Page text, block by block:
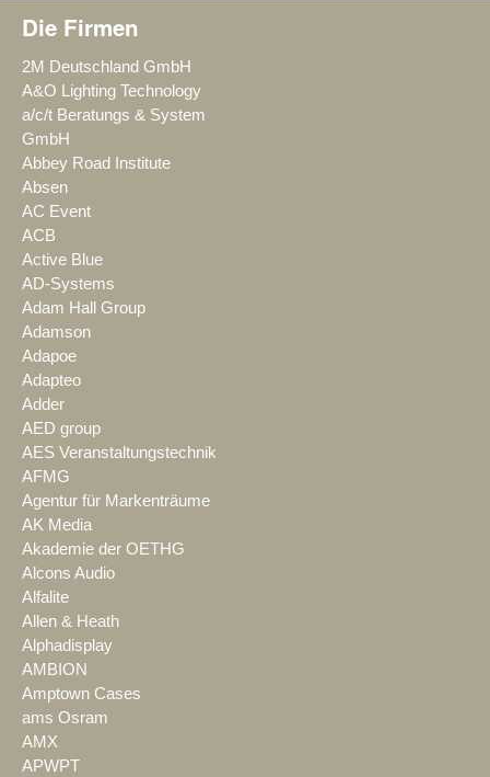
Die Firmen
2M Deutschland GmbH
A&O Lighting Technology
a/c/t Beratungs & System
GmbH
Abbey Road Institute
Absen
AC Event
ACB
Active Blue
AD-Systems
Adam Hall Group
Adamson
Adapoe
Adapteo
Adder
AED group
AES Veranstaltungstechnik
AFMG
Agentur für Markenträume
AK Media
Akademie der OETHG
Alcons Audio
Alfalite
Allen & Heath
Alphadisplay
AMBION
Amptown Cases
ams Osram
AMX
APWPT